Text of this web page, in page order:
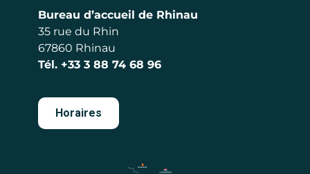
Bureau d’accueil de Rhinau
35 rue du Rhin
67860 Rhinau
Tél. +33 3 88 74 68 96
Horaires